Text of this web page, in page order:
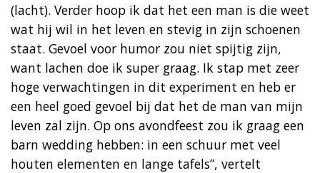
(lacht). Verder hoop ik dat het een man is die weet
wat hij wil in het leven en stevig in zijn schoenen
staat. Gevoel voor humor zou niet spijtig zijn,
want lachen doe ik super graag. Ik stap met zeer
hoge verwachtingen in dit experiment en heb er
een heel goed gevoel bij dat het de man van mijn
leven zal zijn. Op ons avondfeest zou ik graag een
barn wedding hebben: in een schuur met veel
houten elementen en lange tafels”, vertelt